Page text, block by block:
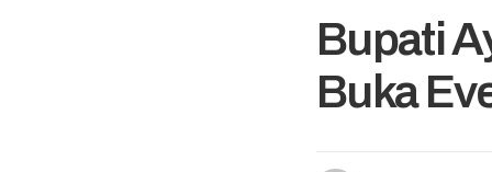
Bupati
Buka